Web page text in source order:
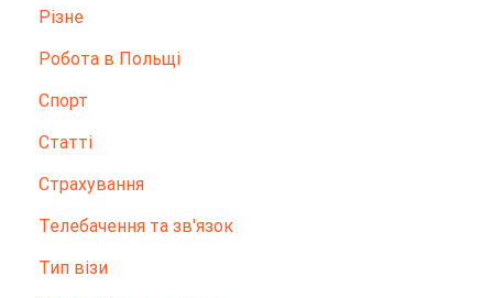
Різне
Робота в Польщі
Спорт
Статті
Страхування
Телебачення та зв'язок
Тип візи